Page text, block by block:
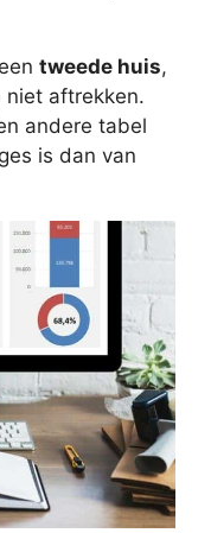
tweede huis,
niet aftrekken.
andere tabel
is dan van